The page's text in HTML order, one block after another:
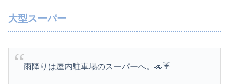
大型スーパー
雨降りは屋内駐車場のスーパーへ。🚗☔